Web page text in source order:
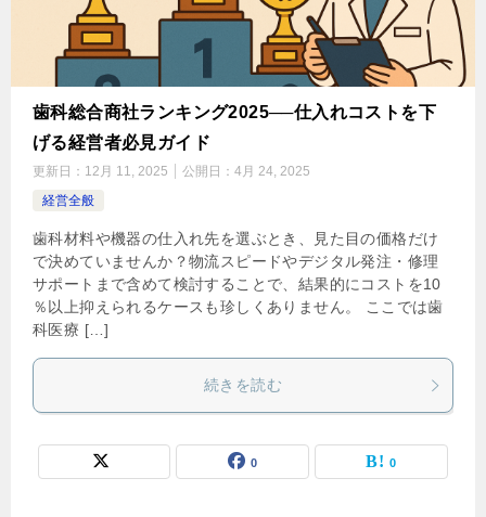
歯科総合商社ランキング2025──仕入れコストを下
げる経営者必見ガイド
更新日： 12月 11, 2025 公開日： 4月 24, 2025
経営全般
歯科材料や機器の仕入れ先を選ぶとき、見た目の価格だけ
で決めていませんか？物流スピードやデジタル発注・修理
サポートまで含めて検討することで、結果的にコストを10
％以上抑えられるケースも珍しくありません。 ここでは歯
科医療 […]
続きを読む
0 0